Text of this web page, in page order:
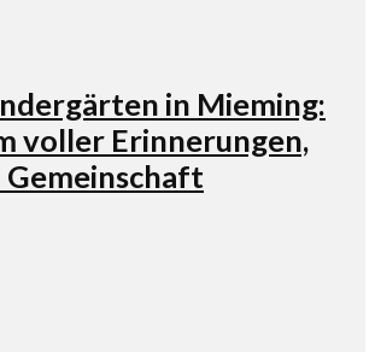
in Mieming:
voller Erinnerungen,
Gemeinschaft